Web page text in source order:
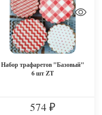
Набор трафаретов "Базовый"
6 шт ZT
574 ₽